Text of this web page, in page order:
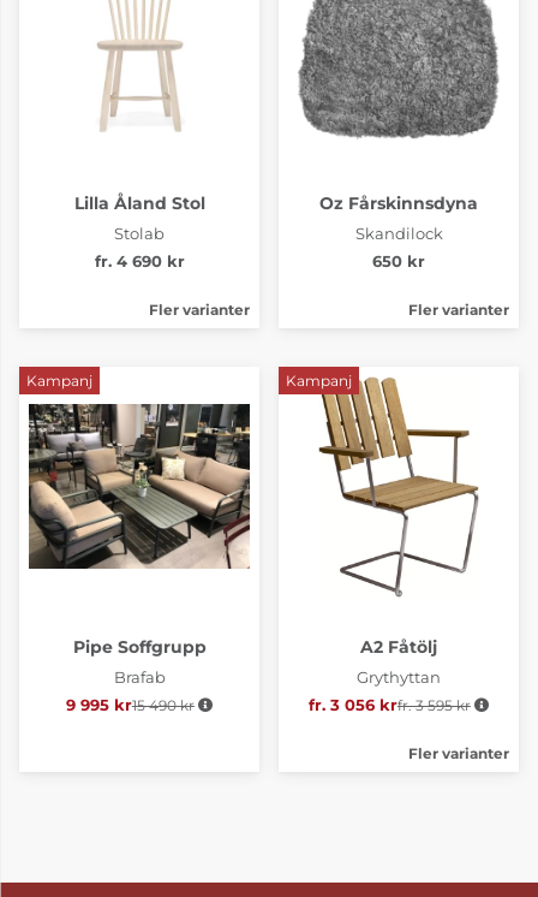
Lilla Åland Stol
Stolab
fr. 4 690 kr
Fler varianter
Oz Fårskinnsdyna
Skandilock
650 kr
Fler varianter
Kampanj
Pipe Soffgrupp
Brafab
9 995 kr Ordinarie pris:
15 490 kr
Kampanj
A2 Fåtölj
Grythyttan
fr. 3 056 krOrdinarie pris:
fr. 3 595 kr
Fler varianter